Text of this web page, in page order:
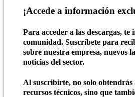
¡Accede a información
Para acceder a las descargas,
comunidad. Suscríbete para
sobre nuestra empresa, nuevos
noticias del sector.
Al suscribirte, no solo obtendrás
recursos técnicos, sino que